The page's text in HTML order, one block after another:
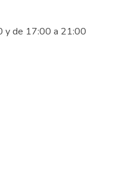
y de 17:00 a 21:00